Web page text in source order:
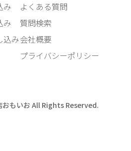
み
み
込み
よくある質問
質問検索
会社概要
プライバシーポリシー
もいお All Rights Reserved.